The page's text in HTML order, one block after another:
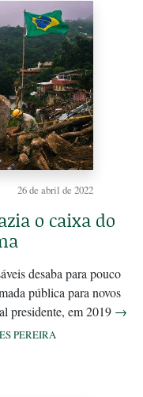
26 de abril de 2022
o caixa do
desaba para pouco
pública para novos
presidente, em 2019 →
PEREIRA